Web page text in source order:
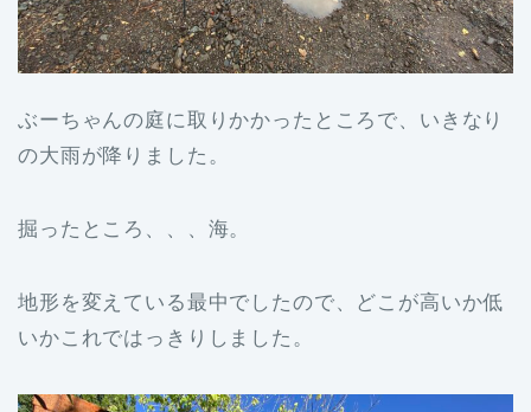
ぶーちゃんの庭に取りかかったところで、いきなり
の大雨が降りました。
掘ったところ、、、海。
地形を変えている最中でしたので、どこが高いか低
いかこれではっきりしました。